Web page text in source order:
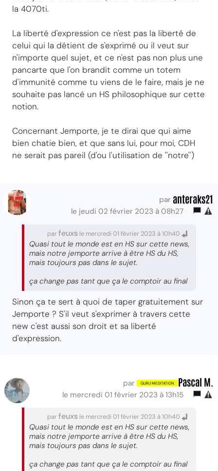
la 4070ti.
La liberté d'expression ce n'est pas la liberté de
celui qui la détient de s'exprimé ou il veut sur
n'importe quel sujet, et ce n'est pas non plus une
pancarte que l'on brandit comme un totem
d'immunité comme tu viens de le faire, mais je ne
souhaite pas lancé un HS philosophique sur cette
notion.
Concernant Jemporte, je te dirai que qui aime
bien chatie bien, et que sans lui, pour moi, CDH
ne serait pas pareil (d'ou l'utilisation de ''notre'')
par anteraks21
le jeudi 02 février 2023 à 08h27
parfeuxs le mercredi 01 février 2023 à 10h40
Quasi tout le monde est en HS sur cette news,
mais notre jemporte arrive à être HS du HS,
mais toujours pas dans le sujet.
ça change pas tant que ça le comptoir au final
Sinon ça te sert à quoi de taper gratuitement sur
Jemporte ? S'il veut s'exprimer à travers cette
new c'est aussi son droit et sa liberté
d'expression.
par Pascal M.
le mercredi 01 février 2023 à 13h15
parfeuxs le mercredi 01 février 2023 à 10h40
Quasi tout le monde est en HS sur cette news,
mais notre jemporte arrive à être HS du HS,
mais toujours pas dans le sujet.
ça change pas tant que ça le comptoir au final